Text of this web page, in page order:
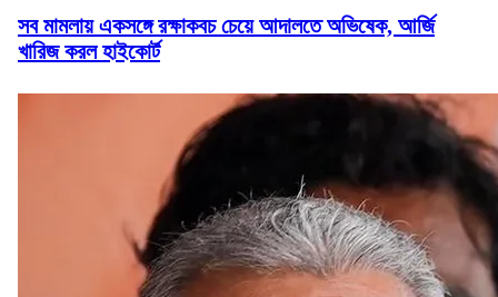
সব মামলায় একসঙ্গে রক্ষাকবচ চেয়ে আদালতে অভিষেক, আর্জি
খারিজ করল হাইকোর্ট